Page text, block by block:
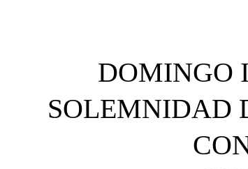
DOMINGO
SOLEMNIDAD